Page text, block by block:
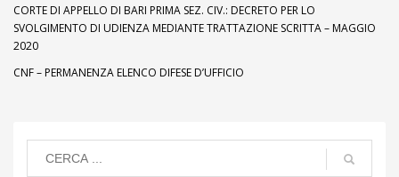
CORTE DI APPELLO DI BARI PRIMA SEZ. CIV.: DECRETO PER LO
SVOLGIMENTO DI UDIENZA MEDIANTE TRATTAZIONE SCRITTA – MAGGIO
2020
CNF – PERMANENZA ELENCO DIFESE D’UFFICIO